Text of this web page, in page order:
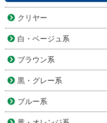
クリヤー
白・ベージュ系
ブラウン系
黒・グレー系
ブルー系